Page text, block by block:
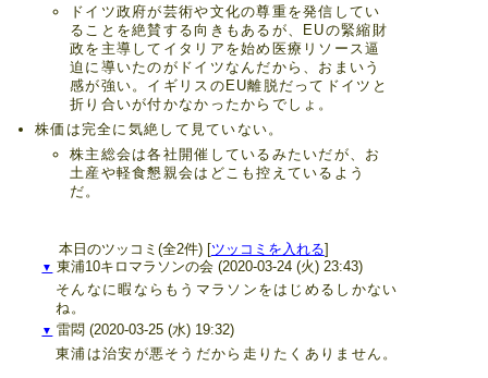
ドイツ政府が芸術や文化の尊重を発信してい
ることを絶賛する向きもあるが、EUの緊縮財
政を主導してイタリアを始め医療リソース逼
迫に導いたのがドイツなんだから、おまいう
感が強い。イギリスのEU離脱だってドイツと
折り合いが付かなかったからでしょ。
株価は完全に気絶して見ていない。
株主総会は各社開催しているみたいだが、お
土産や軽食懇親会はどこも控えているよう
だ。
本日のツッコミ(全2件) [ツッコミを入れる]
▼ 東浦10キロマラソンの会 (2020-03-24 (火) 23:43)
そんなに暇ならもうマラソンをはじめるしかない
ね。
▼ 雷悶 (2020-03-25 (水) 19:32)
東浦は治安が悪そうだから走りたくありません。